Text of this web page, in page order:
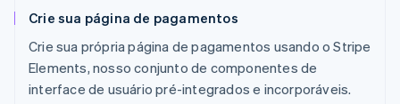
Crie sua página de pagamentos
Crie sua própria página de pagamentos usando o Stripe
Elements, nosso conjunto de componentes de
interface de usuário pré-integrados e incorporáveis.
Noruega
English
Nova Zelândia
English
Países Baixos